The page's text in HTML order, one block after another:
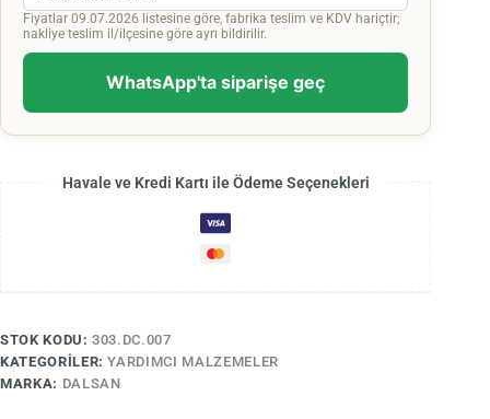
Fiyatlar 09.07.2026 listesine göre, fabrika teslim ve KDV hariçtir;
nakliye teslim il/ilçesine göre ayrı bildirilir.
WhatsApp'ta siparişe geç
Havale ve Kredi Kartı ile Ödeme Seçenekleri
STOK KODU:303.DC.007
KATEGORILER:YARDIMCI MALZEMELER
MARKA: DALSAN